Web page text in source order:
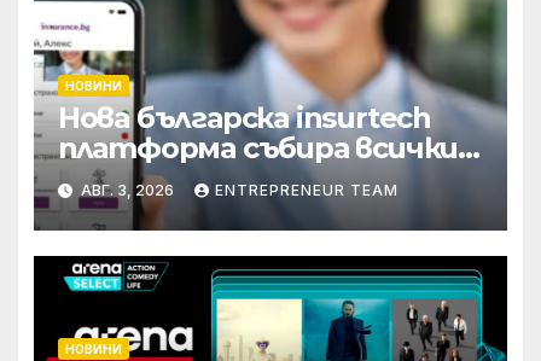
НОВИНИ
Нова българска insurtech
платформа събира всички
застраховки на едно място
АВГ. 3, 2026 ENTREPRENEUR TEAM
НОВИНИ